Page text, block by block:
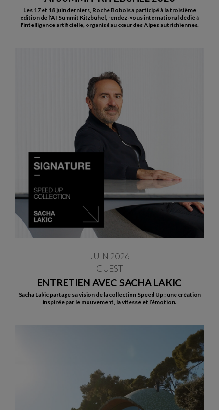
Les 17 et 18 juin derniers, Roche Bobois a participé à la troisième
édition de l'AI Summit Kitzbühel, rendez-vous international dédié à
l'intelligence artificielle, organisé au cœur des Alpes autrichiennes.
ENTRETIEN AVEC SACHA LAKIC
JUIN 2026
GUEST
Sacha Lakic partage sa vision de la collection Speed Up : une création
inspirée par le mouvement, la vitesse et l’émotion.